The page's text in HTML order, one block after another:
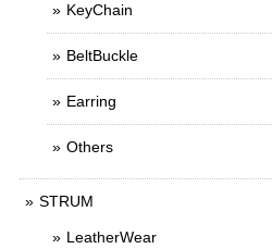
KeyChain
BeltBuckle
Earring
Others
STRUM
LeatherWear